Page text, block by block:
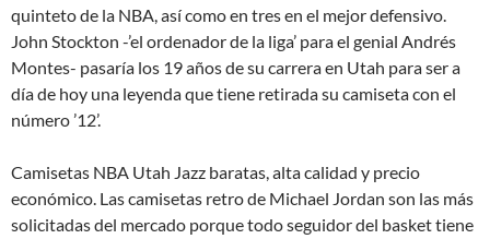
quinteto de la NBA, así como en tres en el mejor defensivo.
John Stockton -’el ordenador de la liga’ para el genial Andrés
Montes- pasaría los 19 años de su carrera en Utah para ser a
día de hoy una leyenda que tiene retirada su camiseta con el
número ’12’.
Camisetas NBA Utah Jazz baratas, alta calidad y precio
económico. Las camisetas retro de Michael Jordan son las más
solicitadas del mercado porque todo seguidor del basket tiene